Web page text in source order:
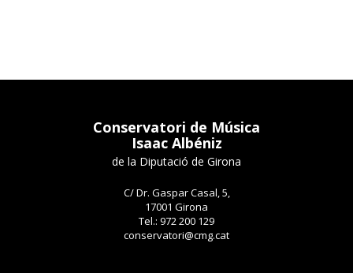
Conservatori de Música
Isaac Albéniz
de la Diputació de Girona
C/ Dr. Gaspar Casal, 5,
17001 Girona
Tel.: 972 200 129
conservatori@cmg.cat